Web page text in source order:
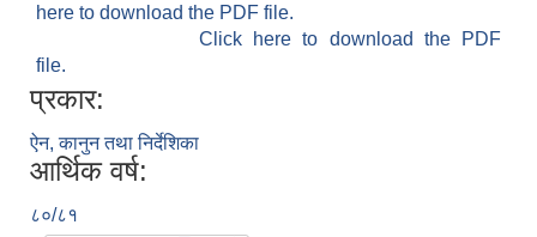
here to download the PDF file.
Click here to download the PDF
file.
प्रकार:
ऐन, कानुन तथा निर्देशिका
आर्थिक वर्ष:
८०/८१